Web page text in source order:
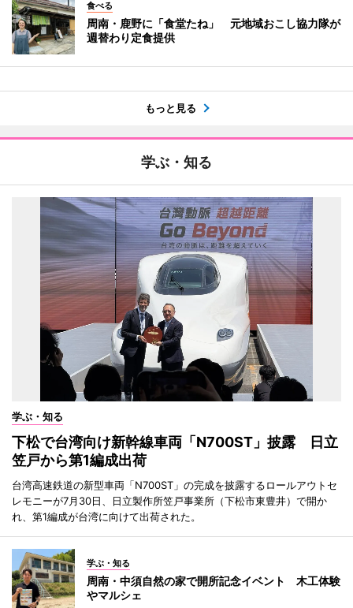
食べる
周南・鹿野に「食堂たね」 元地域おこし協力隊が
週替わり定食提供
もっと見る
学ぶ・知る
学ぶ・知る
下松で台湾向け新幹線車両「N700ST」披露 日立
笠戸から第1編成出荷
台湾高速鉄道の新型車両「N700ST」の完成を披露するロールアウトセ
レモニーが7月30日、日立製作所笠戸事業所（下松市東豊井）で開か
れ、第1編成が台湾に向けて出荷された。
学ぶ・知る
周南・中須自然の家で開所記念イベント 木工体験
やマルシェ